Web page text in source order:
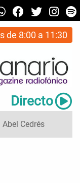
de 8:00 a 11:30
Directo
Abel Cedrés